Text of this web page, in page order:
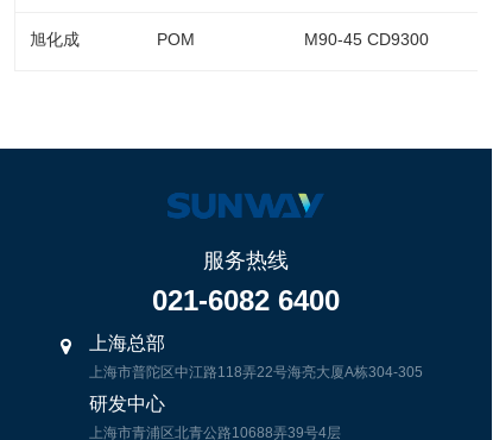
旭化成 POM M90-45 CD9300
服务热线
021-6082 6400
上海总部
上海市普陀区中江路118弄22号海亮大厦A栋304-305
研发中心
上海市青浦区北青公路10688弄39号4层